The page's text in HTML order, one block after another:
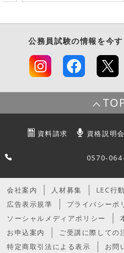
公務員試験の情報を今
資料請求 資格説明会
0570-
会社案内 人材募集 LEC行
広告表示規準
プライバシーポ
ソーシャルメディアポリシー
お申込案内
ご受講に際しての
特定商取引法による表示
お問